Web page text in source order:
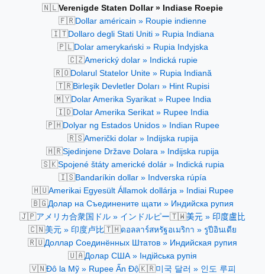
🇳🇱Verenigde Staten Dollar » Indiase Roepie
🇫🇷Dollar américain » Roupie indienne
🇮🇹Dollaro degli Stati Uniti » Rupia Indiana
🇵🇱Dolar amerykański » Rupia Indyjska
🇨🇿Americký dolar » Indická rupie
🇷🇴Dolarul Statelor Unite » Rupia Indiană
🇹🇷Birleşik Devletler Doları » Hint Rupisi
🇲🇾Dolar Amerika Syarikat » Rupee India
🇮🇩Dolar Amerika Serikat » Rupee India
🇵🇭Dolyar ng Estados Unidos » Indian Rupee
🇷🇸Američki dolar » Indijska rupija
🇭🇷Sjedinjene Države Dolara » Indijska rupija
🇸🇰Spojené štáty americké dolár » Indická rupia
🇮🇸Bandaríkin dollar » Indverska rúpía
🇭🇺Amerikai Egyesült Államok dollárja » Indiai Rupee
🇧🇬Долар на Съединените щати » Индийска рупия
🇯🇵アメリカ合衆国ドル » インドルピー🇹🇼美元 » 印度盧比
🇨🇳美元 » 印度卢比🇹🇭ดอลลาร์สหรัฐอเมริกา » รูปีอินเดีย
🇷🇺Доллар Соединённых Штатов » Индийская рупия
🇺🇦Долар США » Індійська рупія
🇻🇳Đô la Mỹ » Rupee Ấn Độ🇰🇷미국 달러 » 인도 루피